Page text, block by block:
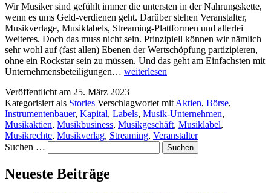
Wir Musiker sind gefühlt immer die untersten in der Nahrungskette,
wenn es ums Geld-verdienen geht. Darüber stehen Veranstalter,
Musikverlage, Musiklabels, Streaming-Plattformen und allerlei
Weiteres. Doch das muss nicht sein. Prinzipiell können wir nämlich
sehr wohl auf (fast allen) Ebenen der Wertschöpfung partizipieren,
ohne ein Rockstar sein zu müssen. Und das geht am Einfachsten mit
Unternehmensbeteiligungen… MUSIC
–
MUSIKAKTIEN
weiterlesen
Veröffentlicht am 25. März 2023
Kategorisiert als Stories Verschlagwortet mit Aktien, Börse,
Instrumentenbauer, Kapital, Labels, Musik-Unternehmen,
Musikaktien, Musikbusiness, Musikgeschäft, Musiklabel,
Musikrechte, Musikverlag, Streaming, Veranstalter
Suchen …
Neueste Beiträge